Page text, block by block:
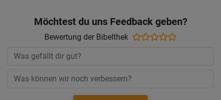
Möchtest du uns Feedback geben?
Bewertung der Bibelthek